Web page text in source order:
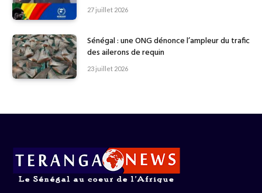
27 juillet 2026
Sénégal : une ONG dénonce l’ampleur du trafic
des ailerons de requin
23 juillet 2026